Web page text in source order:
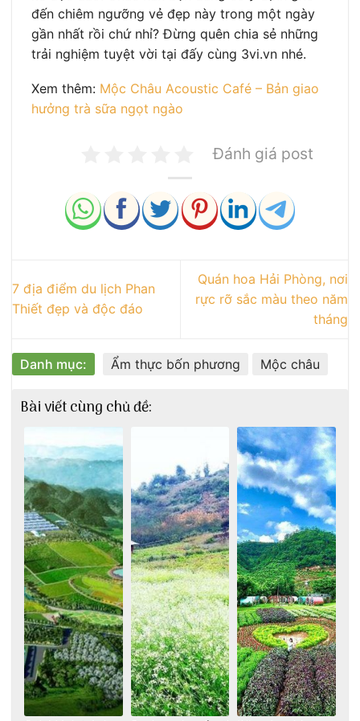
đến chiêm ngưỡng vẻ đẹp này trong một ngày
gần nhất rồi chứ nhỉ? Đừng quên chia sẻ những
trải nghiệm tuyệt vời tại đấy cùng 3vi.vn nhé.
Xem thêm: Mộc Châu Acoustic Café – Bản giao
hưởng trà sữa ngọt ngào
Đánh giá post
7 địa điểm du lịch Phan
Thiết đẹp và độc đáo
Quán hoa Hải Phòng, nơi
rực rỡ sắc màu theo năm
tháng
Danh mục: Ẩm thực bốn phương Mộc châu
Bài viết cùng chủ đề: